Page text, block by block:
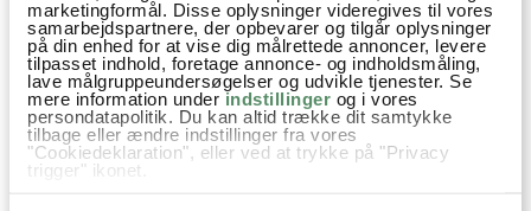
marketingformål. Disse oplysninger videregives til vores
samarbejdspartnere, der opbevarer og tilgår oplysninger
på din enhed for at vise dig målrettede annoncer, levere
tilpasset indhold, foretage annonce- og indholdsmåling,
lave målgruppeundersøgelser og udvikle tjenester. Se
mere information underindstillinger og i vores
persondatapolitik. Du kan altid trække dit samtykke
tilbage eller ændre indstillinger fra vores
"Cookiedeklaration", eller ved at trykke på "Privacy
trigger" ikonet.
Jeg vil prøve gulerods bollerne, men vil meget gerne have en
opskrift på nogle
gode kommensboller med et surmælksprodukt.
Venlig hilsen
Birthe Hansen.